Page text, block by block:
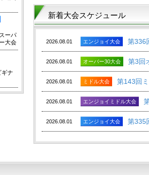
ーパ
大会
ナ
新着大会スケジュール
2026.08.01 エンジョイ大会 第336
2026.08.01 オーバー30大会 第3回
2026.08.01 ミドル大会 第143回
2026.08.01 エンジョイミドル大会
2026.08.01 エンジョイ大会 第335